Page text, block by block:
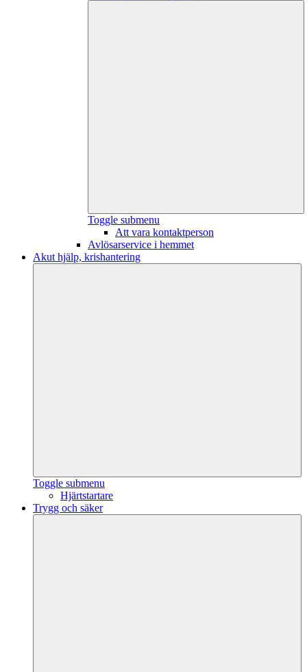
Toggle submenu
Att vara kontaktperson
Avlösarservice i hemmet
Akut hjälp, krishantering
Toggle submenu
Hjärtstartare
Trygg och säker